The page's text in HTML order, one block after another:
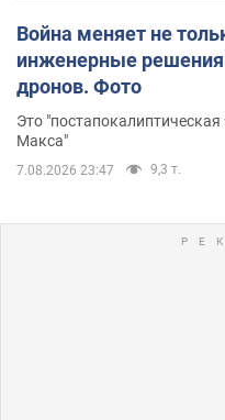
Война меняет не
инженерные решения
дронов. Фото
Это
Макса"
7.08.2026 23:47 9,3 т.